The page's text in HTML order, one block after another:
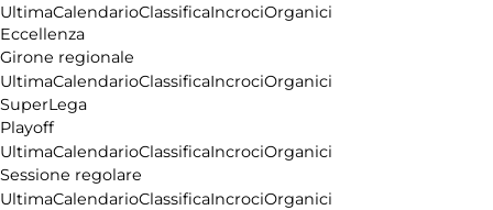
UltimaCalendarioClassificaIncrociOrganici
Eccellenza
Girone regionale
UltimaCalendarioClassificaIncrociOrganici
SuperLega
Playoff
UltimaCalendarioClassificaIncrociOrganici
Sessione regolare
UltimaCalendarioClassificaIncrociOrganici